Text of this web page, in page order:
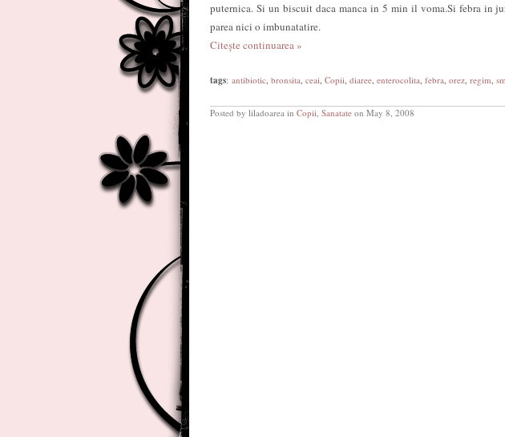
puternica. Si un biscuit daca manca in 5 min il voma.Si febra in
parea nici o imbunatatire.
Citește continuarea »
tags: antibiotic, bronsita, ceai, Copii, diaree, enterocolita, febra, orez, regim,
Posted by liladoarea in Copii, Sanatate on May 8, 2008